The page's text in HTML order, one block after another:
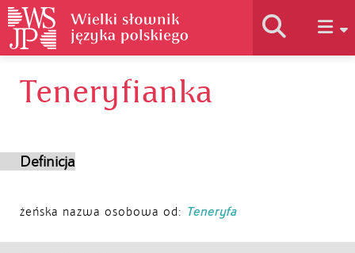
Historia słownika
Teneryfianka
Definicja
żeńska nazwa osobowa od: Teneryfa